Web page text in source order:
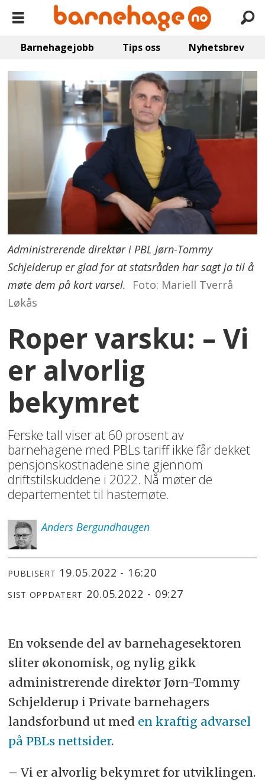
Barnehagejobb Tips oss Nyhetsbrev
Administrerende direktør i PBL Jørn-Tommy
Schjelderup er glad for at statsråden har sagt ja til å
møte dem på kort varsel.
Foto: Mariell Tverrå
Løkås
Roper varsku: – Vi
er alvorlig
bekymret
Ferske tall viser at 60 prosent av
barnehagene med PBLs tariff ikke får dekket
pensjonskostnadene sine gjennom
driftstilskuddene i 2022. Nå møter de
departementet til hastemøte.
Anders Bergundhaugen
PUBLISERT 19.05.2022 - 16:20
SIST OPPDATERT 20.05.2022 - 09:27
En voksende del av barnehagesektoren
sliter økonomisk, og nylig gikk
administrerende direktør Jørn-Tommy
Schjelderup i Private barnehagers
landsforbund ut med en kraftig advarsel
på PBLs nettsider.
– Vi er alvorlig bekymret for utviklingen.